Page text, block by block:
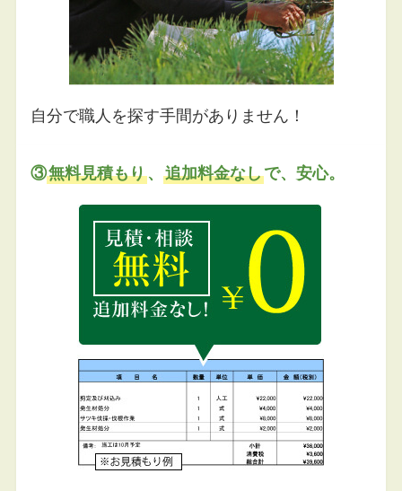
自分で職人を探す手間がありません！
③無料見積もり、追加料金なしで、安心。